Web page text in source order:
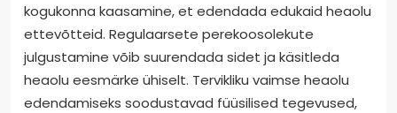
kogukonna kaasamine, et edendada edukaid heaolu
ettevõtteid. Regulaarsete perekoosolekute
julgustamine võib suurendada sidet ja käsitleda
heaolu eesmärke ühiselt. Tervikliku vaimse heaolu
edendamiseks soodustavad füüsilised tegevused,